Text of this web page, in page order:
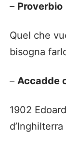
– Proverbio
Quel che
bisogna
– Accadde
1902
d’Inghilterra